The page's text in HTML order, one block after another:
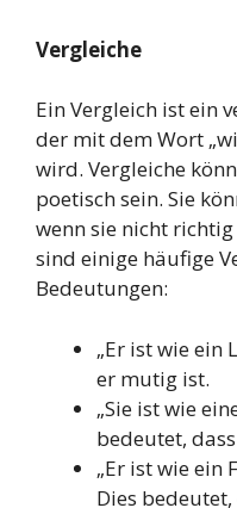
Vergleiche
Ein Vergleich ist ein
der mit dem Wort
wird. Vergleiche
poetisch sein. Sie
wenn sie nicht
sind einige häufige
Bedeutungen:
„Er ist wie ein
er mutig ist.
„Sie ist wie
bedeutet,
„Er ist wie ein
Dies